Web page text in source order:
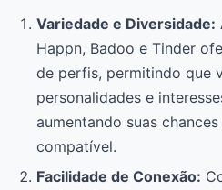
Variedade e Diversidade:
Happn, Badoo e Tinder
de perfis, permitindo que
personalidades e
aumentando suas
compatível.
Facilidade de Conexão: